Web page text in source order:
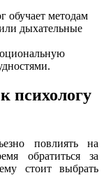
обучает методам
дыхательные
психологу
повлиять на
обратиться за
стоит выбрать